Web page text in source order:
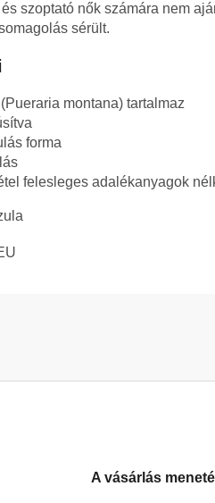
szoptató nők számára nem
sérült.
montana) tartalmaz
forma
felesleges adalékanyagok
A vásárlás